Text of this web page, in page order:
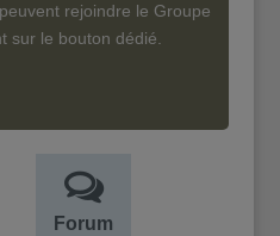
rejoindre le Groupe
sur le bouton dédié.
Forum